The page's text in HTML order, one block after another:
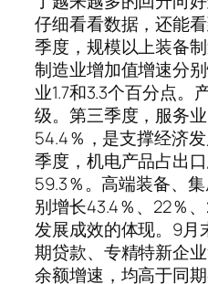
仔细看看数据，还能
季度，规模以上装备
制造业增加值增速分
业1.7和3.3个百分点。
级。第三季度，服务
54.4％，是支撑经济
季度，机电产品占出
59.3％。高端装备、
别增长43.4％、22％
发展成效的体现。9月
期贷款、专精特新企
余额增速，均高于同